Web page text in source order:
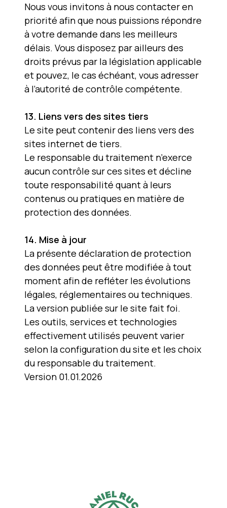
Nous vous invitons à nous contacter en
priorité afin que nous puissions répondre
à votre demande dans les meilleurs
délais. Vous disposez par ailleurs des
droits prévus par la législation applicable
et pouvez, le cas échéant, vous adresser
à l’autorité de contrôle compétente.
13. Liens vers des sites tiers
Le site peut contenir des liens vers des
sites internet de tiers.
Le responsable du traitement n’exerce
aucun contrôle sur ces sites et décline
toute responsabilité quant à leurs
contenus ou pratiques en matière de
protection des données.
14. Mise à jour
La présente déclaration de protection
des données peut être modifiée à tout
moment afin de refléter les évolutions
légales, réglementaires ou techniques.
La version publiée sur le site fait foi.
Les outils, services et technologies
effectivement utilisés peuvent varier
selon la configuration du site et les choix
du responsable du traitement.
Version 01.01.2026